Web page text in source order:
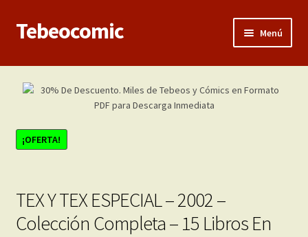
Ir
Ir
al
Tebeocomic Menú
Inicio
Franco-Belga
Porno 3D
¡OFERTA!
TEX Y TEX ESPECIAL – 2002 –
Colección Completa – 15 Libros En